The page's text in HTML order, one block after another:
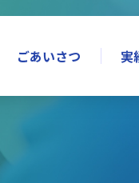
ごあいさつ 実